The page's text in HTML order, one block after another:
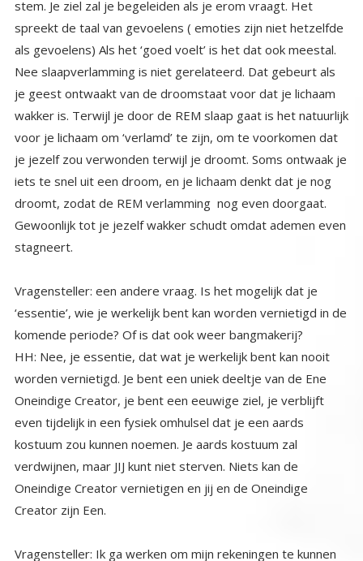
als gevoelens) Als het ‘goed voelt’ is het dat ook meestal.
Nee slaapverlamming is niet gerelateerd. Dat gebeurt als
je geest ontwaakt van de droomstaat voor dat je lichaam
wakker is. Terwijl je door de REM slaap gaat is het natuurlijk
voor je lichaam om ‘verlamd’ te zijn, om te voorkomen dat
je jezelf zou verwonden terwijl je droomt. Soms ontwaak je
iets te snel uit een droom, en je lichaam denkt dat je nog
droomt, zodat de REM verlamming nog even doorgaat.
Gewoonlijk tot je jezelf wakker schudt omdat ademen even
stagneert.
Vragensteller: een andere vraag. Is het mogelijk dat je
‘essentie’, wie je werkelijk bent kan worden vernietigd in de
komende periode? Of is dat ook weer bangmakerij?
HH: Nee, je essentie, dat wat je werkelijk bent kan nooit
worden vernietigd. Je bent een uniek deeltje van de Ene
Oneindige Creator, je bent een eeuwige ziel, je verblijft
even tijdelijk in een fysiek omhulsel dat je een aards
kostuum zou kunnen noemen. Je aards kostuum zal
verdwijnen, maar JIJ kunt niet sterven. Niets kan de
Oneindige Creator vernietigen en jij en de Oneindige
Creator zijn Een.
Vragensteller: Ik ga werken om mijn rekeningen te kunnen
betalen. Ik leid een goed leven met mijn vrienden, familie,
geliefden en mensen waar ik om geef. Ik ben in wezen wel
een ‘goed’ mens, maar toch heb ik ook het volledige scala
aan emoties, net als elk mens, dat wil zeggen: jaloezie,
haat, hebzucht, afgunst, verdriet, etc. Ik denk dat ik mezelf
kan beschrijven als ‘hand-warm’ om uw woorden te